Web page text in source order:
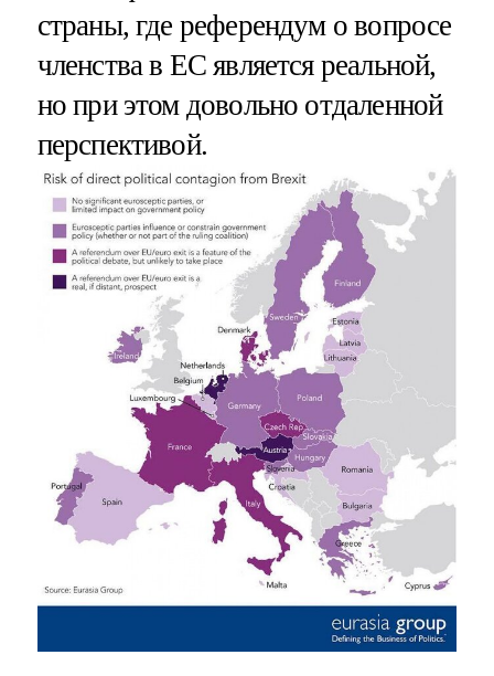
страны, где референдум о вопросе
членства в ЕС является реальной,
но при этом довольно отдаленной
перспективой.